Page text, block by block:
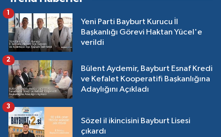
Yeni Parti Bayburt Kurucu İl
Başkanlığı Görevi Haktan Yücel'e
verildi
1
Bülent Aydemir, Bayburt Esnaf Kredi
ve Kefalet Kooperatifi Başkanlığına
Adaylığını Açıkladı
2
Sözel il ikincisini Bayburt Lisesi
çıkardı
3